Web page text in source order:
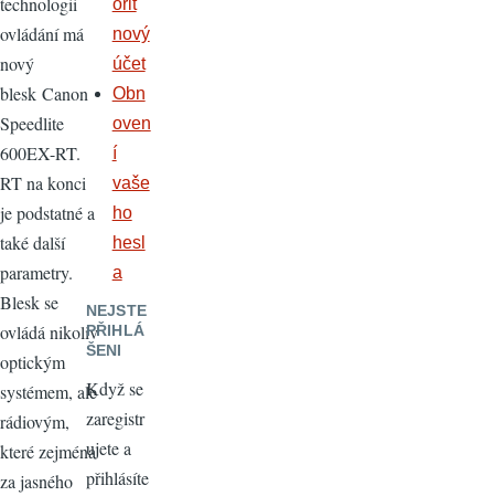
ovládání má
nový
blesk Canon
Speedlite
600EX-RT.
RT na konci
je podstatné a
také další
parametry.
Blesk se
ovládá nikoliv
optickým
systémem, ale
rádiovým,
které zejména
za jasného
ořit
nový
účet
Obn
oven
í
vaše
ho
hesl
a
NEJSTE
PŘIHLÁ
ŠENI
Když se
zaregistr
ujete a
přihlásíte